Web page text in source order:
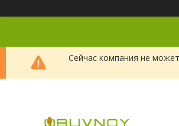
Сейчас компания не